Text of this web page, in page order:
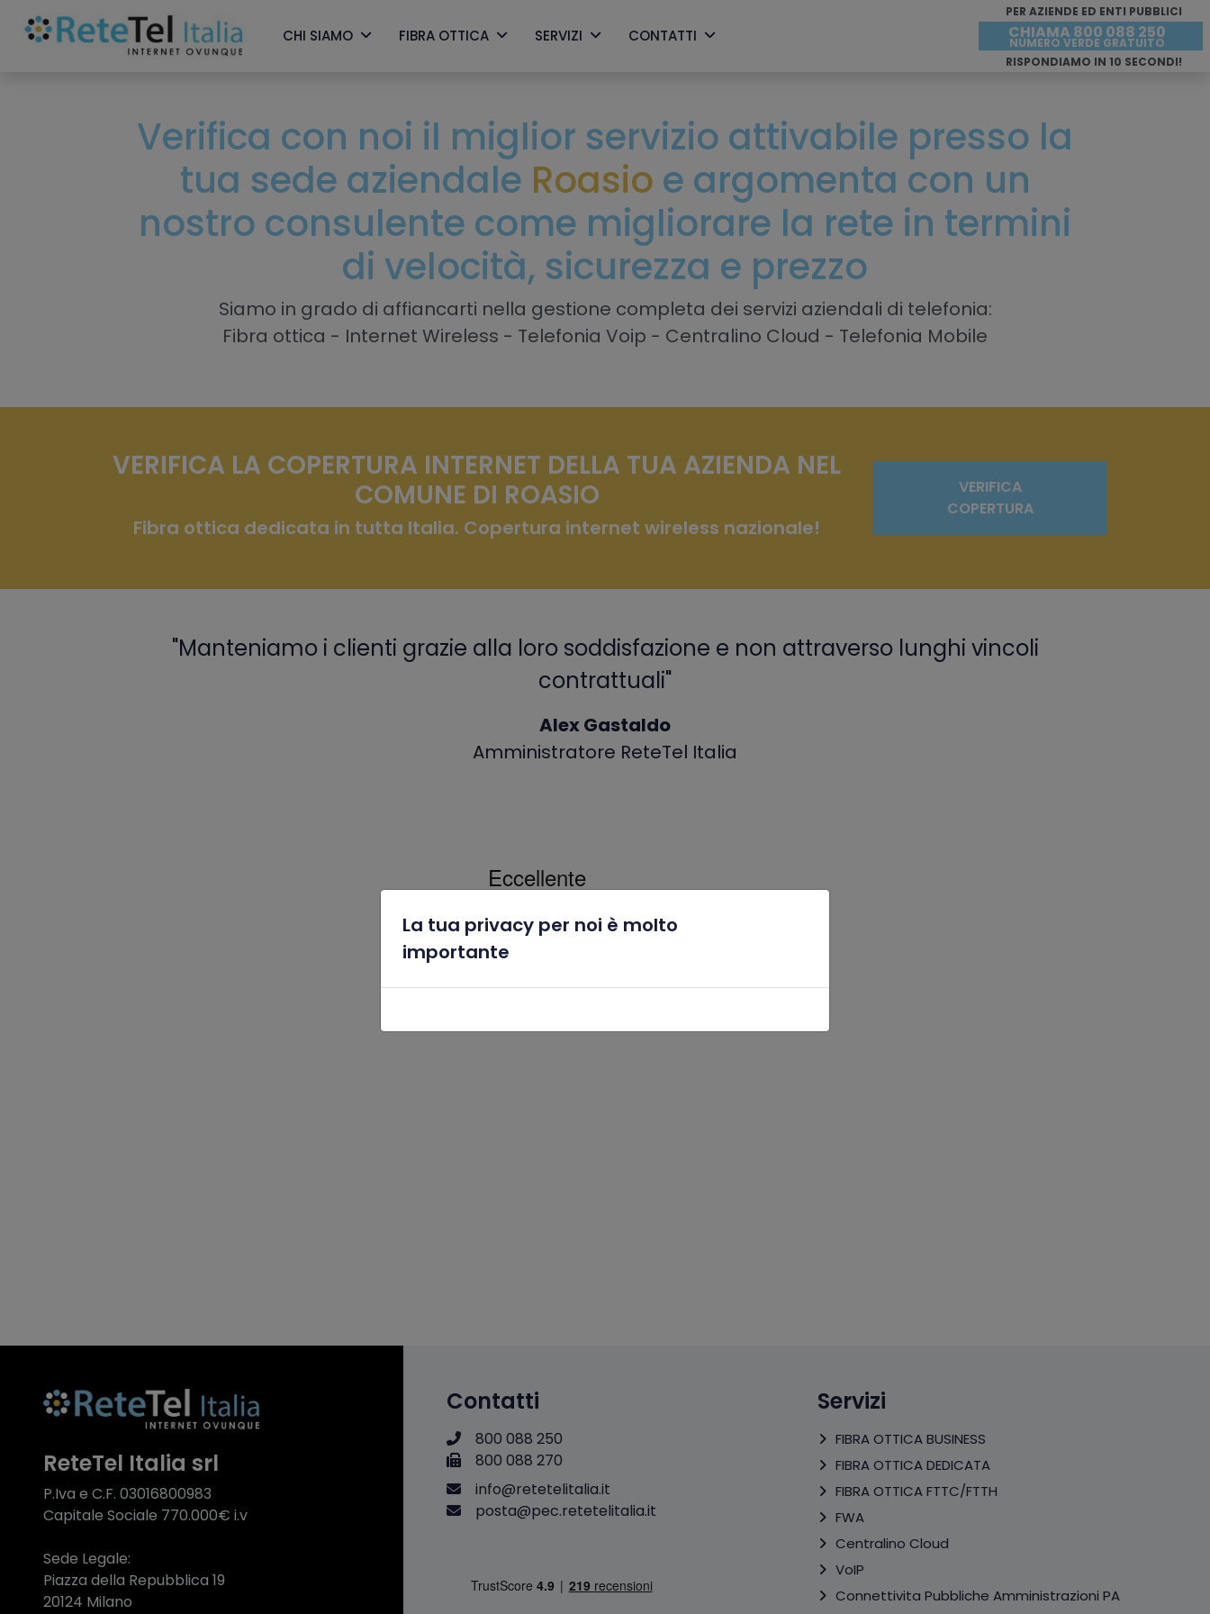
CHI SIAMO FIBRA OTTICA SERVIZI CONTATTI
PER AZIENDE ED ENTI PUBBLICI
CHIAMA 800 088 250
NUMERO VERDE GRATUITO
RISPONDIAMO IN 10 SECONDI!
Verifica con noi il miglior servizio attivabile presso la
tua sede aziendale Roasio e argomenta con un
nostro consulente come migliorare la rete in termini
di velocità, sicurezza e prezzo
Siamo in grado di affiancarti nella gestione completa dei servizi aziendali di telefonia:
Fibra ottica - Internet Wireless - Telefonia Voip - Centralino Cloud - Telefonia Mobile
VERIFICA LA COPERTURA INTERNET DELLA TUA AZIENDA NEL
COMUNE DI ROASIO
Fibra ottica dedicata in tutta Italia. Copertura internet wireless nazionale!
VERIFICA
COPERTURA
"Manteniamo i clienti grazie alla loro soddisfazione e non attraverso lunghi vincoli
contrattuali"
Alex Gastaldo
Amministratore ReteTel Italia
ReteTel Italia srl
P.Iva e C.F. 03016800983
Capitale Sociale 770.000€ i.v
Sede Legale:
Piazza della Repubblica 19
20124 Milano
Contatti
800 088 250
800 088 270
info@retetelitalia.it
posta@pec.retetelitalia.it
Servizi
FIBRA OTTICA BUSINESS
FIBRA OTTICA DEDICATA
FIBRA OTTICA FTTC/FTTH
FWA
Centralino Cloud
VoIP
Connettivita Pubbliche Amministrazioni PA
La tua privacy per noi è molto
importante